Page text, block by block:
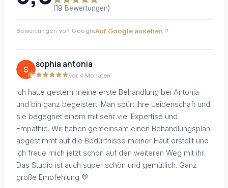
(19 Bewertungen)
Bewertungen von GoogleAuf Google ansehen
sophia antonia
vor 4 Monaten
Ich hatte gestern meine erste Behandlung bei Antonia
und bin ganz begeistert! Man spürt ihre Leidenschaft und
sie begegnet einem mit sehr viel Expertise und
Empathie. Wir haben gemeinsam einen Behandlungsplan
abgestimmt auf die Bedürfnisse meiner Haut erstellt und
ich freue mich jetzt schon auf den weiteren Weg mit ihr.
Das Studio ist auch super schön und gemütlich. Ganz
große Empfehlung 💛